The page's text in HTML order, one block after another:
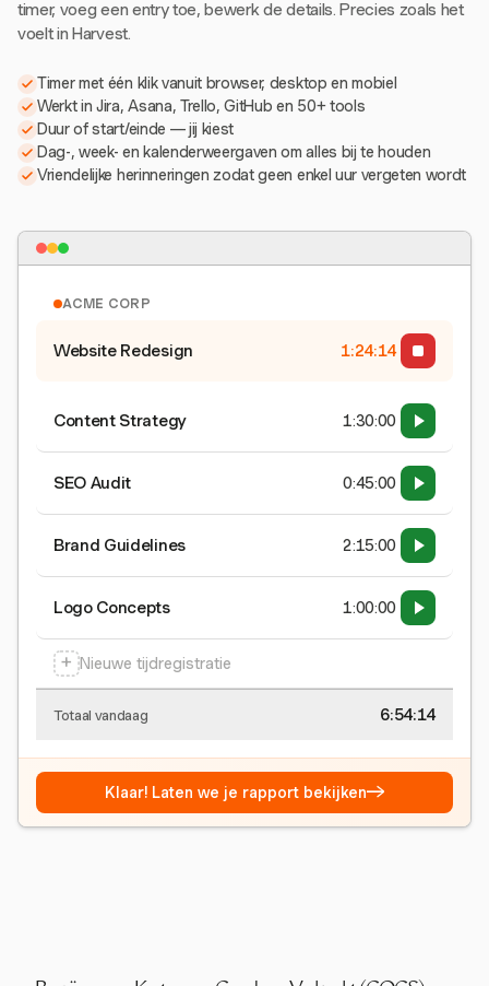
timer, voeg een entry toe, bewerk de details. Precies zoals het
voelt in Harvest.
Timer met één klik vanuit browser, desktop en mobiel
Werkt in Jira, Asana, Trello, GitHub en 50+ tools
Duur of start/einde — jij kiest
Dag-, week- en kalenderweergaven om alles bij te houden
Vriendelijke herinneringen zodat geen enkel uur vergeten wordt
ACME CORP
Website Redesign 1:24:15
Content Strategy 1:30:00
SEO Audit 0:45:00
Brand Guidelines 2:15:00
Logo Concepts 1:00:00
+ Nieuwe tijdregistratie
Totaal vandaag 6:54:15
Klaar! Laten we je rapport bekijken→